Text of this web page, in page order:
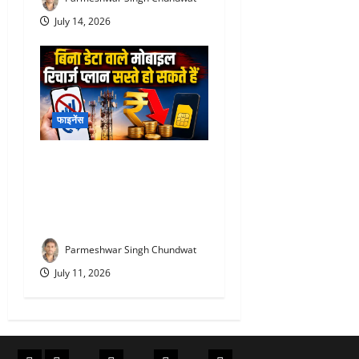
July 14, 2026
फाइनेंस
Parmeshwar Singh Chundwat
July 11, 2026